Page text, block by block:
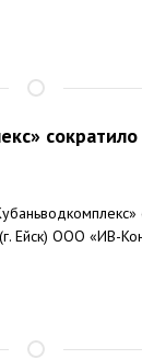
Ейск) ООО «ИВ-